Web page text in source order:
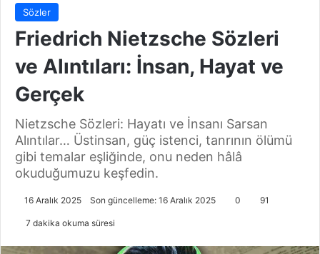
Sözler
Friedrich Nietzsche Sözleri
ve Alıntıları: İnsan, Hayat ve
Gerçek
Nietzsche Sözleri: Hayatı ve İnsanı Sarsan
Alıntılar… Üstinsan, güç istenci, tanrının ölümü
gibi temalar eşliğinde, onu neden hâlâ
okuduğumuzu keşfedin.
16 Aralık 2025 Son güncelleme: 16 Aralık 2025 0 91
7 dakika okuma süresi